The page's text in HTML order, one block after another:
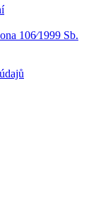
106⁄1999 Sb.